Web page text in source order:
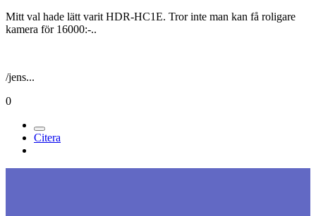
Mitt val hade lätt varit HDR-HC1E. Tror inte man kan få roligare
kamera för 16000:-..
/jens...
0
Citera